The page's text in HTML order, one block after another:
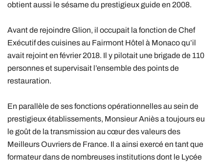
obtient aussi le sésame du prestigieux guide en 2008.
Avant de rejoindre Glion, il occupait la fonction de Chef
Exécutif des cuisines au Fairmont Hôtel à Monaco qu’il
avait rejoint en février 2018. Il y pilotait une brigade de 110
personnes et supervisait l’ensemble des points de
restauration.
En parallèle de ses fonctions opérationnelles au sein de
prestigieux établissements, Monsieur Aniès a toujours eu
le goût de la transmission au cœur des valeurs des
Meilleurs Ouvriers de France. Il a ainsi exercé en tant que
formateur dans de nombreuses institutions dont le Lycée